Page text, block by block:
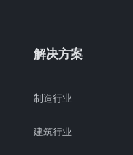
解决方案
制造行业
建筑行业